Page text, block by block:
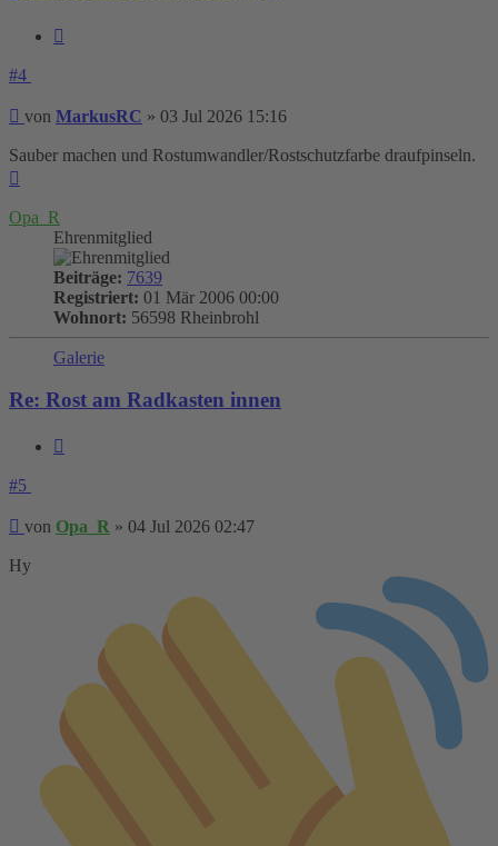
#4
Beitrag
von MarkusRC » 03 Jul 2026 15:16
Sauber machen und Rostumwandler/Rostschutzfarbe draufpinseln.
Opa_R
Ehrenmitglied
Beiträge: 7639
Registriert: 01 Mär 2006 00:00
Wohnort: 56598 Rheinbrohl
Galerie
Re: Rost am Radkasten innen
#5
Beitrag
von Opa_R » 04 Jul 2026 02:47
Hy